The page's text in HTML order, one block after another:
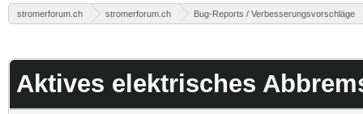
stromerforum.ch stromerforum.ch Bug-Reports / Verbesserungsvorschläge
Aktives elektrisches